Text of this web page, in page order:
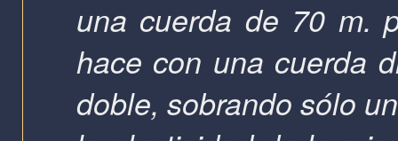
una cuerda de 70 m.
hace con una cuerda
doble, sobrando sólo